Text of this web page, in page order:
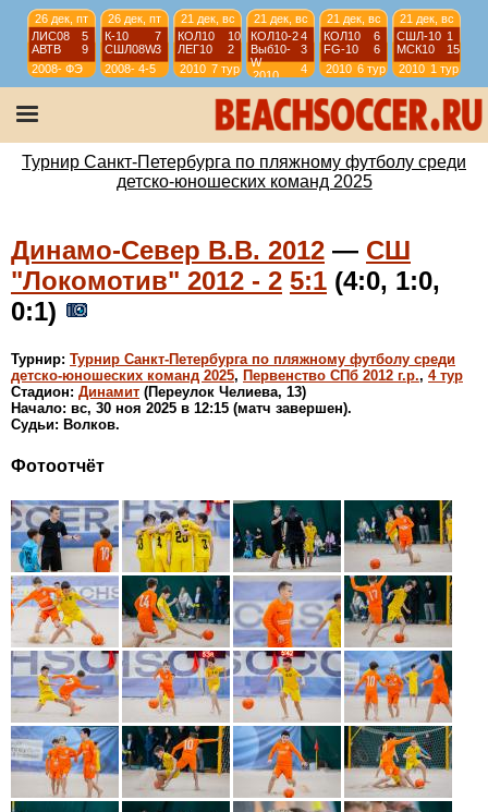
26 дек, пт
ЛИС08
5
АВТВ
9
2008-
2009
ФЭ
26 дек, пт
К-10
7
СШЛ08W3
2008-
2009
4-5
21 дек, вс
КОЛ10
10
ЛЕГ10
2
2010 7 тур
21 дек, вс
КОЛ10-24
Выб10-
W
3
2010
4
тур
21 дек, вс
КОЛ10
6
FG-10
6
2010 6 тур
21 дек, вс
СШЛ-10 1
МСК10
15
2010 1 тур
21 дек, вс
ВЫБ13R 2
МСК13
6
21 дек, вс
СЕСТ14
5
ЗЕН15
3
21 дек, вс
К-14(2)
4
КОЛ-14
12
Турнир Санкт-Петербурга по пляжному футболу среди
детско-юношеских команд 2025
Динамо-Север В.В. 2012 — СШ
"Локомотив" 2012 - 2 5:1 (4:0, 1:0,
0:1)
Турнир: Турнир Санкт-Петербурга по пляжному футболу среди
детско-юношеских команд 2025, Первенство СПб 2012 г.р., 4 тур
Стадион: Динамит (Переулок Челиева, 13)
Начало: вс, 30 ноя 2025 в 12:15 (матч завершен).
Судьи: Волков.
Фотоотчёт